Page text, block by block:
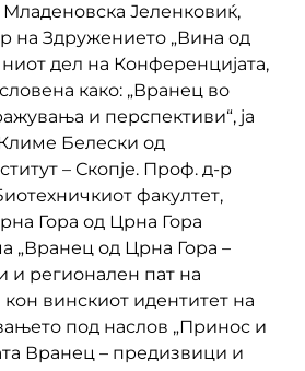
Јеленковиќ,
на Здружението „Вина од
дел на Конференцијата,
како: „Вранец во
и перспективи“, ја
Белески од
– Скопје. Проф. д-р
факултет,
Гора од Црна Гора
„Вранец од Црна Гора –
и регионален пат на
кон винскиот идентитет на
под наслов „Принос и
Вранец – предизвици и